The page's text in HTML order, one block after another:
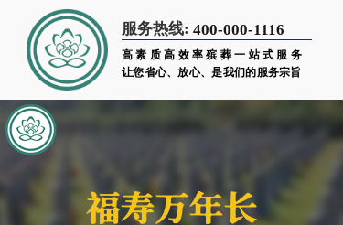
服务热线: 400-000-1116
高素质高效率殡葬一站式服务
让您省心、放心、是我们的服务宗旨